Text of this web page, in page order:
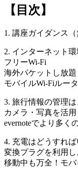
【目次】
1. 講座ガイダンス（
2. インターネット
フリーWi-Fi
海外パケットし放題
モバイルWi-Fiルー
3. 旅行情報の管理
カメラ・写真を活用
evernoteでより多く
4. 充電はどうすれば
変換プラグを利用し
移動中も万全！モ